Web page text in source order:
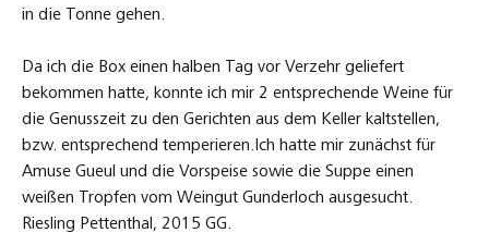
in die Tonne gehen.
Da ich die Box einen halben Tag vor Verzehr geliefert
bekommen hatte, konnte ich mir 2 entsprechende Weine für
die Genusszeit zu den Gerichten aus dem Keller kaltstellen,
bzw. entsprechend temperieren.Ich hatte mir zunächst für
Amuse Gueul und die Vorspeise sowie die Suppe einen
weißen Tropfen vom Weingut Gunderloch ausgesucht.
Riesling Pettenthal, 2015 GG.